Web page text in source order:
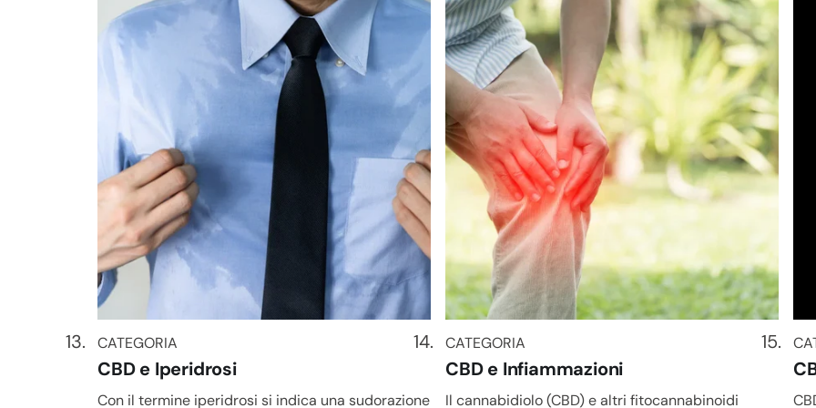
CATEGORIA
CATEGORIA
CBD e Iperidrosi
Con il termine iperidrosi si indica una sudorazione
CATEGORIA
CATEGORIA
CBD e Infiammazioni
Il cannabidiolo (CBD) e altri fitocannabinoidi